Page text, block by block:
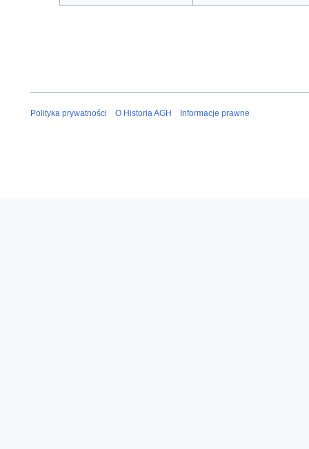
Polityka prywatności O Historia AGH Informacje prawne